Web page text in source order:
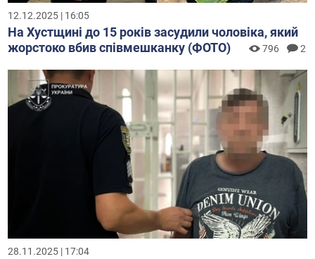
12.12.2025 | 16:05
На Хустщині до 15 років засудили чоловіка, який
жорстоко вбив співмешканку (ФОТО)
796 2
28.11.2025 | 17:04